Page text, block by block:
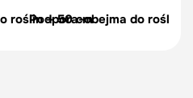
roślin – 50 cm
Podpora-obejma do roślin,